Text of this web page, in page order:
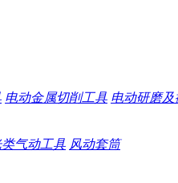
电动金属切削工具 电动研磨
气动工具 风动套筒